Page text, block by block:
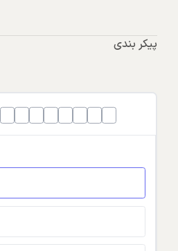
پیکر بندی